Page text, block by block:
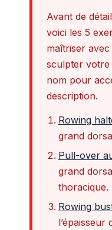
Avant de
voici les 5
maîtriser
sculpter votre
nom pour
description.
Rowing
grand
Pull-over
grand
thoracique.
Rowing
l’épaisseur